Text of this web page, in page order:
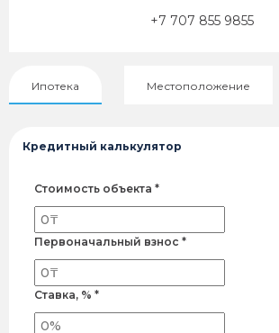
+7 707 855 9855
Ипотека Местоположение
Кредитный калькулятор
Стоимость объекта *
Первоначальный взнос *
Ставка, % *